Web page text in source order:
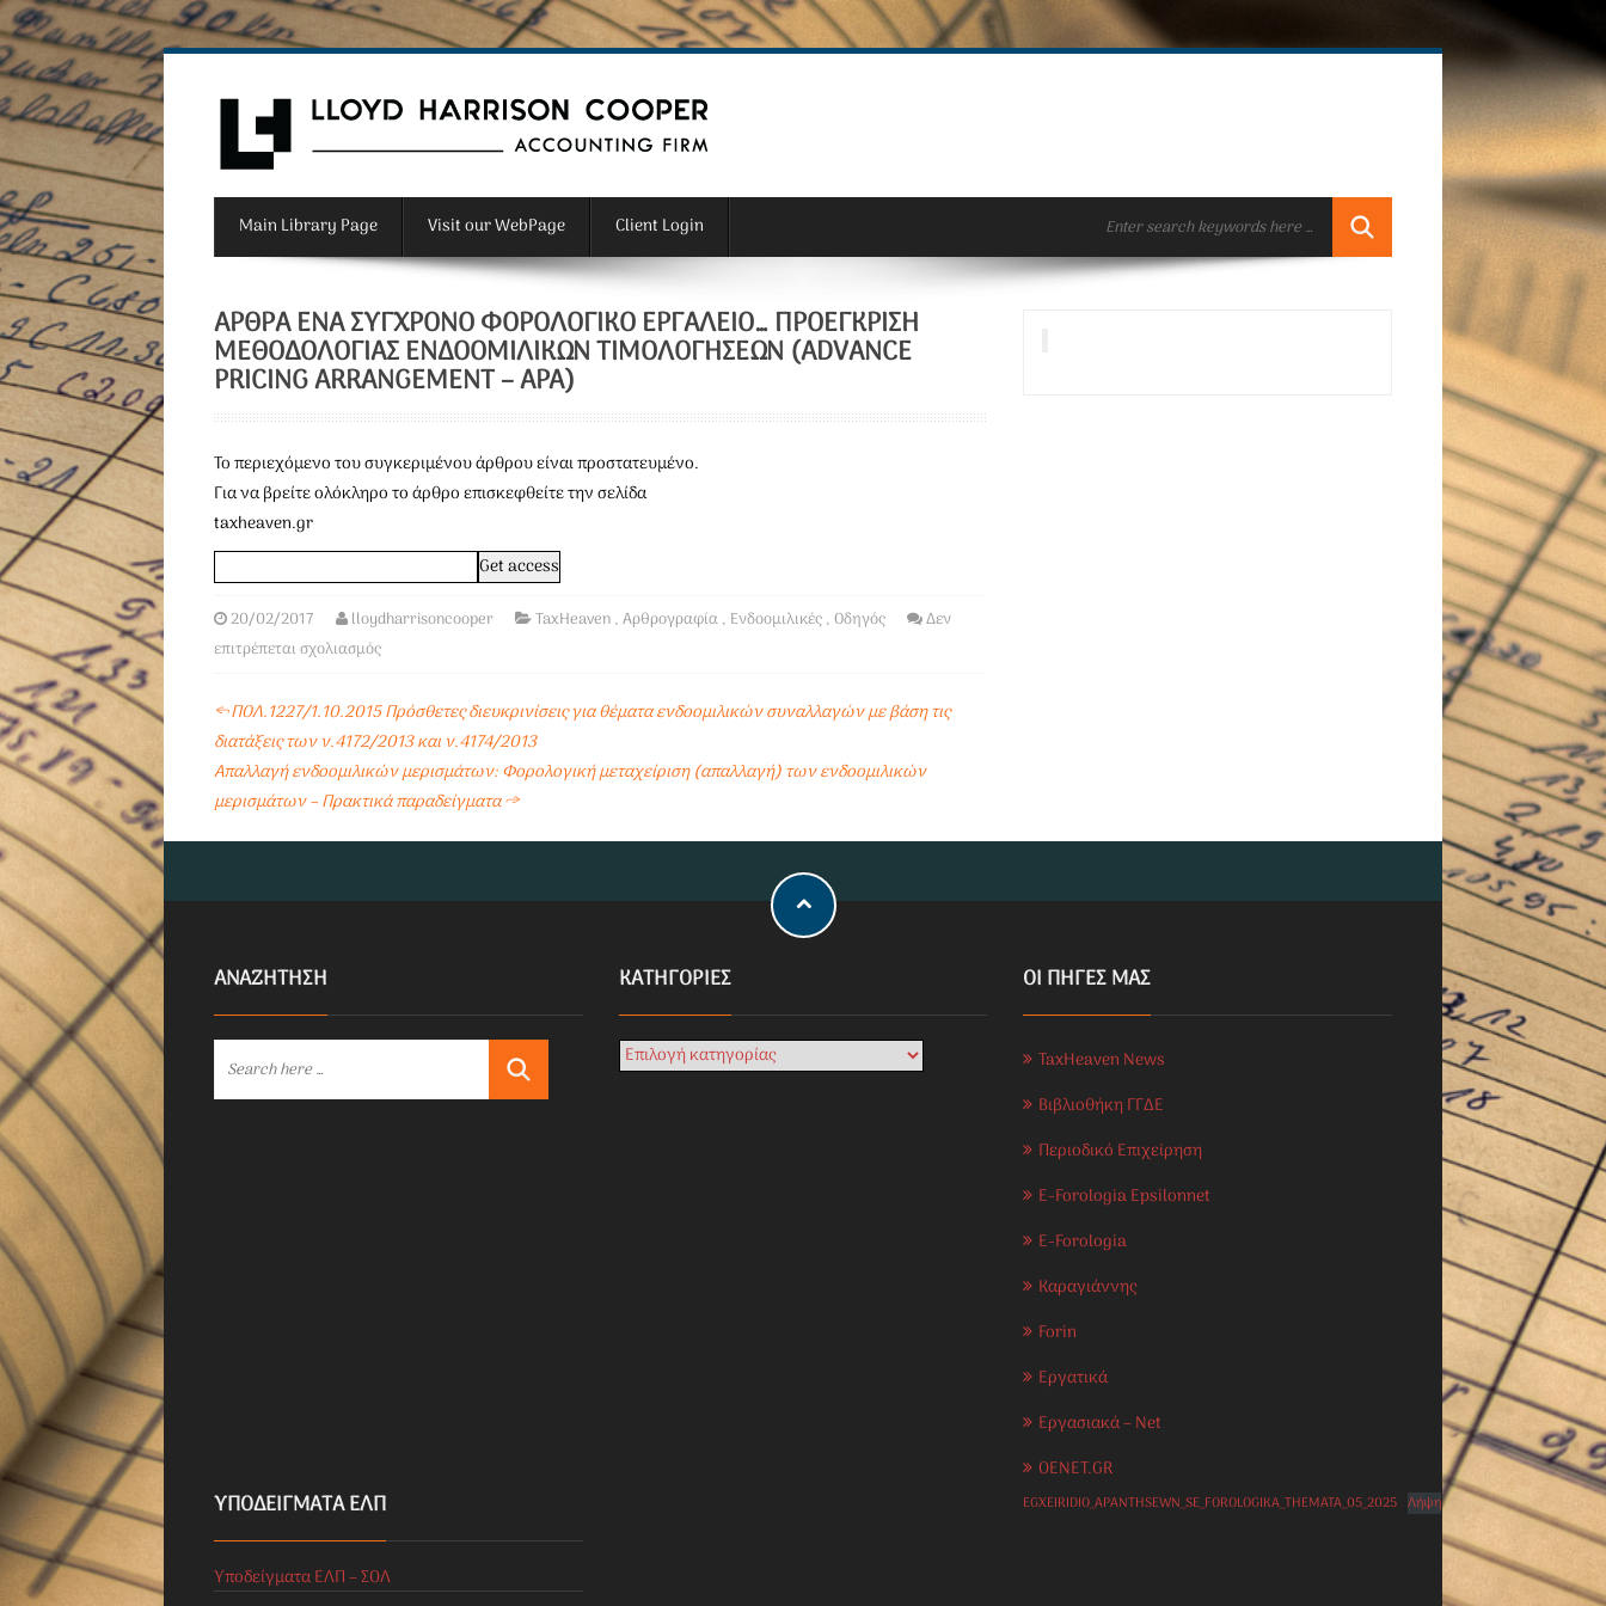
Main Library Page Visit our WebPage Client Login
ΆΡΘΡΑ ΈΝΑ ΣΎΓΧΡΟΝΟ ΦΟΡΟΛΟΓΙΚΌ ΕΡΓΑΛΕΊΟ… ΠΡΟΈΓΚΡΙΣΗ
ΜΕΘΟΔΟΛΟΓΊΑΣ ΕΝΔΟΟΜΙΛΙΚΏΝ ΤΙΜΟΛΟΓΉΣΕΩΝ (ADVANCE
PRICING ARRANGEMENT – APA)
To περιεχόμενο του συγκεριμένου άρθρου είναι προστατευμένο.
Για να βρείτε ολόκληρο το άρθρο επισκεφθείτε την σελίδα
taxheaven.gr
20/02/2017 lloydharrisoncooper TaxHeaven,Αρθρογραφία, Ενδοομιλικές, Οδηγός
Δεν
επιτρέπεται σχολιασμός
←ΠΟΛ.1227/1.10.2015 Πρόσθετες διευκρινίσεις για θέματα ενδοομιλικών συναλλαγών με βάση τις
διατάξεις των ν.4172/2013 και ν.4174/2013
Απαλλαγή ενδοομιλικών μερισμάτων: Φορολογική μεταχείριση (απαλλαγή) των ενδοομιλικών
μερισμάτων – Πρακτικά παραδείγματα→
ΑΝΑΖΗΤΗΣΗ KΑΤΗΓΟΡΊΕΣ ΟΙ ΠΗΓΕΣ ΜΑΣ
TaxHeaven News
Βιβλιοθήκη ΓΓΔΕ
Περιοδικό Επιχείρηση
E-Forologia Epsilonnet
E-Forologia
Καραγιάννης
Forin
Εργατικά
Εργασιακά – Net
OENET.GR
ΥΠΟΔΕΊΓΜΑΤΑ ΕΛΠ
Υποδείγματα ΕΛΠ – ΣΟΛ
EGXEIRIDIO_APANTHSEWN_SE_FOROLOGIKA_THEMATA_05_2025 Λήψη